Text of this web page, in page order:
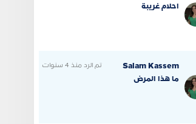
احلام غريبة
Salam Kassem تم الرد منذ 4 سنوات
ما هذا المرض